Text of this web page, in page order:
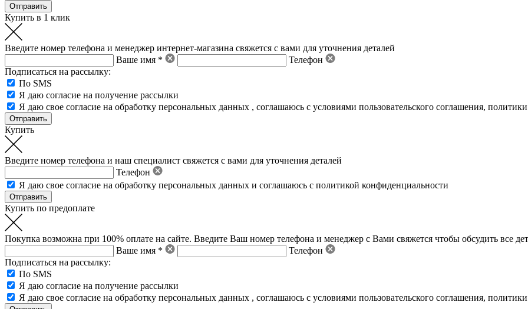
Купить в 1 клик
Введите номер телефона и менеджер интернет-магазина свяжется с вами для уточнения деталей
Ваше имя *
Телефон
Подписаться на рассылку:
По SMS
Я даю согласие на получение рассылки
Я даю свое согласие на обработку персональных данных , соглашаюсь с условиями пользовательского соглашения,
Купить
Введите номер телефона и наш специалист свяжется с вами для уточнения деталей
Телефон
Я даю свое согласие на обработку персональных данных и соглашаюсь с политикой конфиденциальности
Купить по предоплате
Покупка возможна при 100% оплате на сайте. Введите Ваш номер телефона и менеджер с Вами свяжется чтобы обсудить все
Ваше имя *
Телефон
Подписаться на рассылку:
По SMS
Я даю согласие на получение рассылки
Я даю свое согласие на обработку персональных данных , соглашаюсь с условиями пользовательского соглашения,